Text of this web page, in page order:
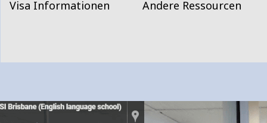
Visa Informationen Andere Ressourcen